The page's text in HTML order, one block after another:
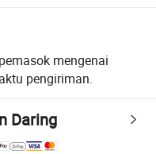
mengenai
pengiriman.
Daring